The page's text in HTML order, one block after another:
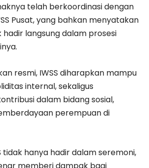
telah berkoordinasi dengan
Pusat, yang bahkan menyatakan
hadir langsung dalam prosesi
resmi, IWSS diharapkan mampu
internal, sekaligus
dalam bidang sosial,
perempuan di
tidak hanya hadir dalam seremoni,
memberi dampak bagi